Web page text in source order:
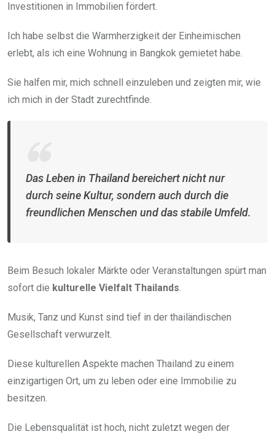
Investitionen in Immobilien fördert.
Ich habe selbst die Warmherzigkeit der Einheimischen
erlebt, als ich eine Wohnung in Bangkok gemietet habe.
Sie halfen mir, mich schnell einzuleben und zeigten mir, wie
ich mich in der Stadt zurechtfinde.
Das Leben in Thailand bereichert nicht nur
durch seine Kultur, sondern auch durch die
freundlichen Menschen und das stabile Umfeld.
Beim Besuch lokaler Märkte oder Veranstaltungen spürt man
sofort die kulturelle Vielfalt Thailands
Musik, Tanz und Kunst sind tief in der thailändischen
Gesellschaft verwurzelt.
Diese kulturellen Aspekte machen Thailand zu einem
einzigartigen Ort, um zu leben oder eine Immobilie zu
besitzen.
Die Lebensqualität ist hoch, nicht zuletzt wegen der